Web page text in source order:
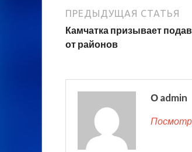
ПРЕДЫДУЩАЯ СТАТЬЯ
Камчатка призывает
от районов
О admin